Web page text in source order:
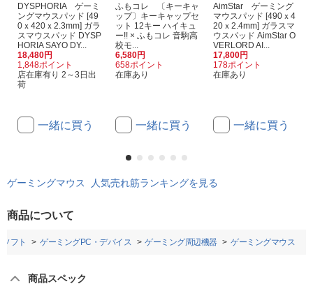
DYSPHORIA ゲーミ
ングマウスパッド [49
0ｘ420ｘ2.3mm] ガラ
スマウスパッド DYSP
HORIA SAYO DY...
18,480円
1,848ポイント
店在庫有り 2～3日出
荷
一緒に買う
ふもコレ 〔キーキャ
ップ〕キーキャップセ
ット 12キー ハイキュ
ー!! × ふもコレ 音駒高
校モ...
6,580円
658ポイント
在庫あり
一緒に買う
AimStar ゲーミング
マウスパッド [490ｘ4
20ｘ2.4mm] ガラスマ
ウスパッド AimStar O
VERLORD AI...
17,800円
178ポイント
在庫あり
一緒に買う
ゲーミングマウス 人気売れ筋ランキングを見る
商品について
フト ゲーミングPC・デバイス ゲーミング周辺機器 ゲーミングマウス
商品スペック